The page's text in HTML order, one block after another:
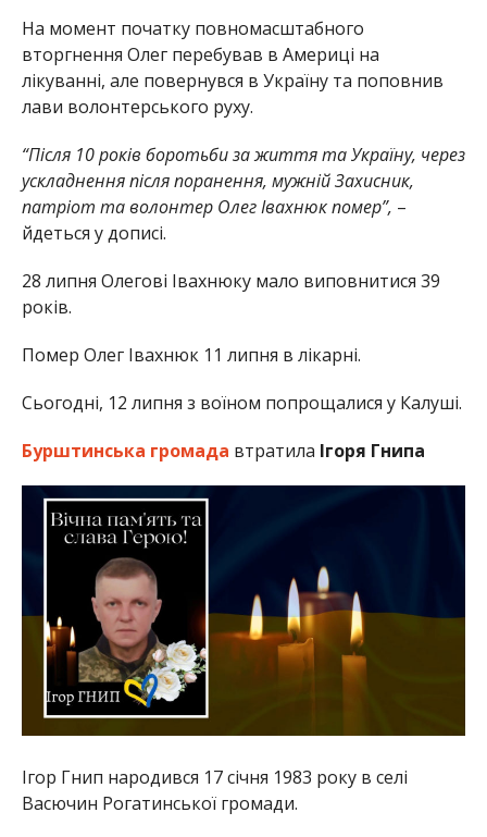
На момент початку повномасштабного
вторгнення Олег перебував в Америці на
лікуванні, але повернувся в Україну та поповнив
лави волонтерського руху.
“Після 10 років боротьби за життя та Україну, через
ускладнення після поранення, мужній Захисник,
патріот та волонтер Олег Івахнюк помер”, –
йдеться у дописі.
28 липня Олегові Івахнюку мало виповнитися 39
років.
Помер Олег Івахнюк 11 липня в лікарні.
Сьогодні, 12 липня з воїном попрощалися у Калуші.
Бурштинська громада втратила Ігоря Гнипа
Ігор Гнип народився 17 січня 1983 року в селі
Васючин Рогатинської громади.